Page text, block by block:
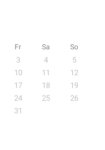
Fr Sa So
3 4
5
10 11
12
17 18
19
24 25
26
31